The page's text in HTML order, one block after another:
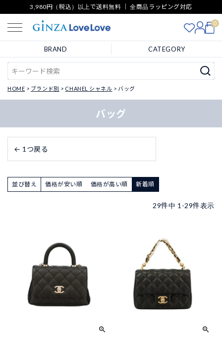
3,980円（税込）以上で送料無料 ｜ 全商品ラッピング対応
0
BRAND CATEGORY
HOME ブランド別 CHANEL シャネル バッグ
バッグ
← 1つ戻る
並び替え 価格が安い順 価格が高い順 新着順
29件中 1 -29件表示